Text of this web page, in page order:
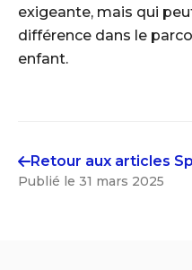
exigeante, mais qui
différence dans le
enfant.
Retour aux articles
Publié le 31 mars 2025